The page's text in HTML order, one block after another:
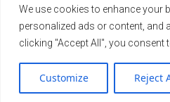
We use cookies to enhance your
personalized ads or content, and
clicking "Accept All", you consent
Customize Reject